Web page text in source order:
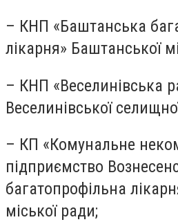
– КНП «Баштанська
лікарня» Баштанської
– КНП «Веселинівська
Веселинівської
– КП «Комунальне
підприємство
багатопрофільна
міської ради;